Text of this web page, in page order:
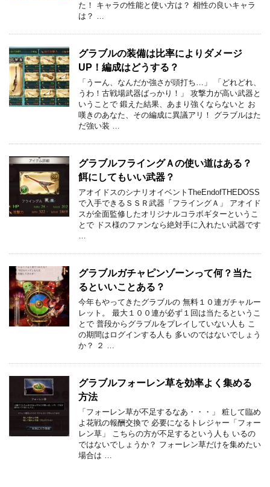
た！ キャラの性能と使い方は？ 相性の良いキャラ
は？ …
グラブルの装備は比率によりダメージ
UP！編成はどうする？
「うーん、なんだか強さが頭打ち…」 「どれどれ、
うわ！古戦場武器ばっかり！」 攻撃力が高い武器と
いうことで 鍛えた結果、あまり強くならないと お
嘆きのあなた、その編成に異議アリ！ グラブルはた
だ強い装 …
グラブルフライングＡの使い道はある？
餌にしてもいい武器？
アオイドスのシナリオイベントTheEndofTHEDOSS
で入手できるＳＳＲ武器「フライングＡ」 アオイド
スが全面監修したオリジナルコラボギターというこ
とで ドス様のファンなら絶対手に入れたい武器です
…
グラブルガチャピンゾーンって何？当た
るといいことある？
今年もやってきたグラブルの 無料１０連ガチャルー
レット。 最大１００連が必ず１回は当たるというこ
とで 普段からグラブルをプレイしていない人も こ
の期間はログインする人も 多いのではないでしょう
か？ ２ …
グラブルフォーレン草を効率よく集める
方法
「フォーレン草が不足するなあ・・・」 粧して臨め
よ花戦の報酬交換で 必要になるトレジャー「フォー
レン草」 こちらの方が不足するという人も いるの
ではないでしょうか？ フォーレン草だけを集めたい
場合は …